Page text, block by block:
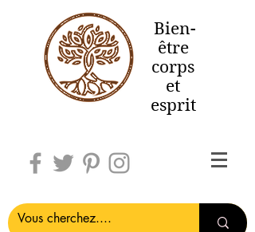
Bien-
être
corps
et
esprit